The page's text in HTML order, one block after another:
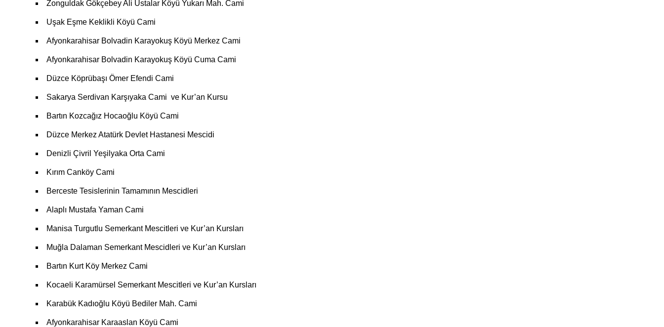
Zonguldak Gökçebey Ali Ustalar Köyü Yukarı Mah. Cami
Uşak Eşme Keklikli Köyü Cami
Afyonkarahisar Bolvadin Karayokuş Köyü Merkez Cami
Afyonkarahisar Bolvadin Karayokuş Köyü Cuma Cami
Düzce Köprübaşı Ömer Efendi Cami
Sakarya Serdivan Karşıyaka Cami ve Kur’an Kursu
Bartın Kozcağız Hocaoğlu Köyü Cami
Düzce Merkez Atatürk Devlet Hastanesi Mescidi
Denizli Çivril Yeşilyaka Orta Cami
Kırım Canköy Cami
Berceste Tesislerinin Tamamının Mescidleri
Alaplı Mustafa Yaman Cami
Manisa Turgutlu Semerkant Mescitleri ve Kur’an Kursları
Muğla Dalaman Semerkant Mescidleri ve Kur’an Kursları
Bartın Kurt Köy Merkez Cami
Kocaeli Karamürsel Semerkant Mescitleri ve Kur’an Kursları
Karabük Kadıoğlu Köyü Bediler Mah. Cami
Afyonkarahisar Karaaslan Köyü Cami